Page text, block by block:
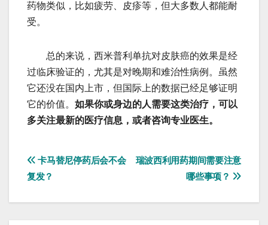
药物类似，比如疲劳、皮疹等，但大多数人都能耐
受。
总的来说，西米普利单抗对皮肤癌的效果是经
过临床验证的，尤其是对晚期和难治性病例。虽然
它还没在国内上市，但国际上的数据已经足够证明
它的价值。 如果你或身边的人需要这类治疗，可以
多关注最新的医疗信息，或者咨询专业医生。
文
章
瑞波西利用药期间需要注意
哪些事项？
卡马替尼停药后会不会
复发？